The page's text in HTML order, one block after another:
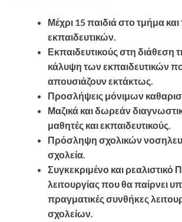
Μέχρι 15 παιδιά στο τμήμα
εκπαιδευτικών.
Εκπαιδευτικούς στη διάθεση
κάλυψη των εκπαιδευτικών
απουσιάζουν εκτάκτως.
Προσλήψεις μόνιμων
Μαζικά και δωρεάν
μαθητές και εκπαιδευτικούς.
Πρόσληψη σχολικών
σχολεία.
Συγκεκριμένο και
λειτουργίας που θα παίρνει
πραγματικές συνθήκες
σχολείων.